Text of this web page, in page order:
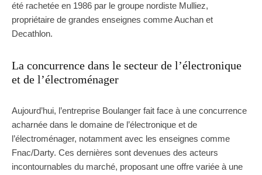
été rachetée en 1986 par le groupe nordiste Mulliez,
propriétaire de grandes enseignes comme Auchan et
Decathlon.
La concurrence dans le secteur de l’électronique
et de l’électroménager
Aujourd’hui, l’entreprise Boulanger fait face à une concurrence
acharnée dans le domaine de l’électronique et de
l’électroménager, notamment avec les enseignes comme
Fnac/Darty. Ces dernières sont devenues des acteurs
incontournables du marché, proposant une offre variée à une